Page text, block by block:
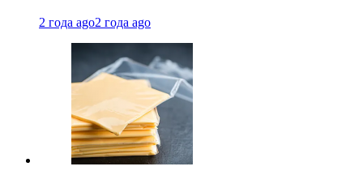
2 года ago2 года ago